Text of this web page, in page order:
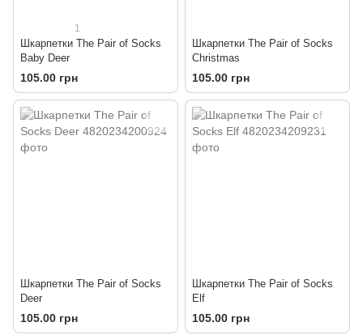
1
Шкарпетки The Pair of Socks
Baby Deer
105.00 грн
Шкарпетки The Pair of Socks
Christmas
105.00 грн
Шкарпетки The Pair of Socks
Deer
105.00 грн
Шкарпетки The Pair of Socks
Elf
105.00 грн